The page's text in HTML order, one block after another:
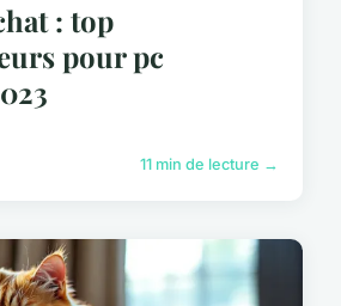
: top
pour pc
11 min de lecture →